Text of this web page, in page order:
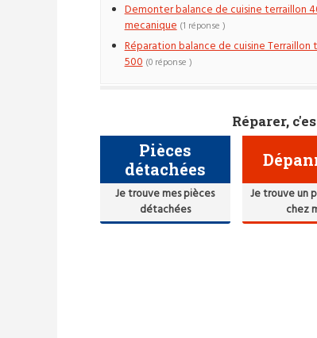
Demonter balance de cuisine terraillon
mecanique (1 réponse )
Réparation balance de cuisine
500 (0 réponse )
Réparer,
Pièces
détachées
Je trouve mes pièces
détachées
Je trouve un
chez